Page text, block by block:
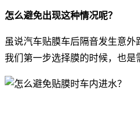
怎么避免出现这种情况呢？
虽说汽车贴膜车后隔音发生意
我们第一步选择膜的时候，也是